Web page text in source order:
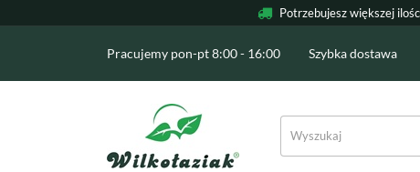
Potrzebujesz większej
Pracujemy pon-pt 8:00 - 16:00 Szybka dostawa